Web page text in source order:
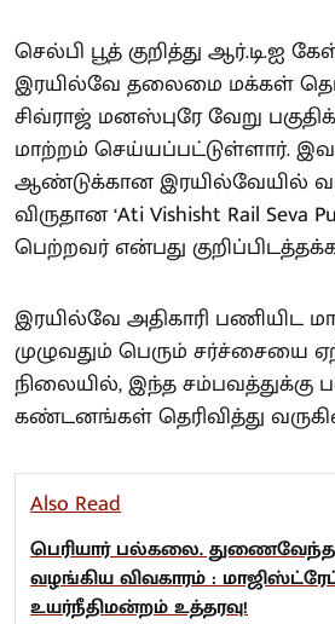
செல்பி பூத் குறித்து ஆர்.டி.ஐ
இரயில்வே தலைமை மக்கள்
சிவ்ராஜ் மனஸ்புரே வேறு
மாற்றம் செய்யப்பட்டுள்ளார். இவர்
ஆண்டுக்கான இரயில்வேயில்
விருதான ‘Ati Vishisht Rail Seva
பெற்றவர் என்பது
இரயில்வே அதிகாரி பணியிட
முழுவதும் பெரும் சர்ச்சையை
நிலையில், இந்த சம்பவத்துக்கு
கண்டனங்கள் தெரிவித்து
Also Read
பெரியார் பல்கலை.
வழங்கிய விவகாரம் :
உயர்நீதிமன்றம் உத்தரவு!